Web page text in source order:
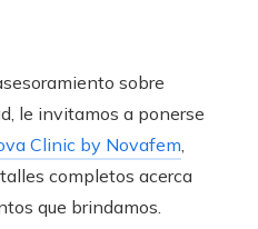
sobre
le invitamos a ponerse
Clinic by Novafem,
completos acerca
que brindamos.